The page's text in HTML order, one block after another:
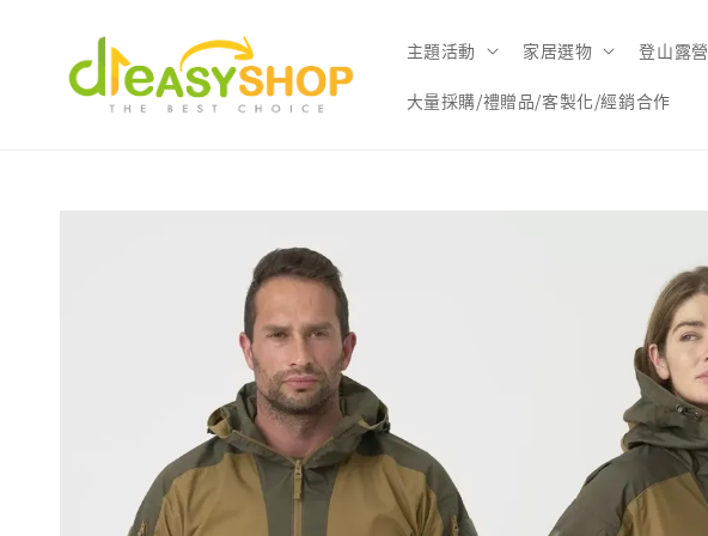
主題活動 家居選物 登山露營
大量採購/禮贈品/客製化/經銷合作